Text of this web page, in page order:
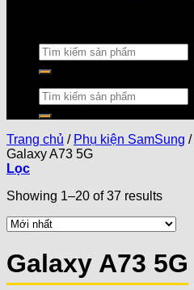
Trang chủ / Phụ kiện SamSung /
Galaxy A73 5G
Lọc
Showing 1–20 of 37 results
Galaxy A73 5G